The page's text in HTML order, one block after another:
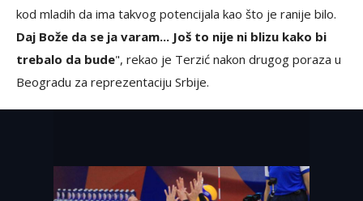
kod mladih da ima takvog potencijala kao što je ranije bilo.
Daj Bože da se ja varam... Još to nije ni blizu kako bi
trebalo da bude", rekao je Terzić nakon drugog poraza u
Beogradu za reprezentaciju Srbije.